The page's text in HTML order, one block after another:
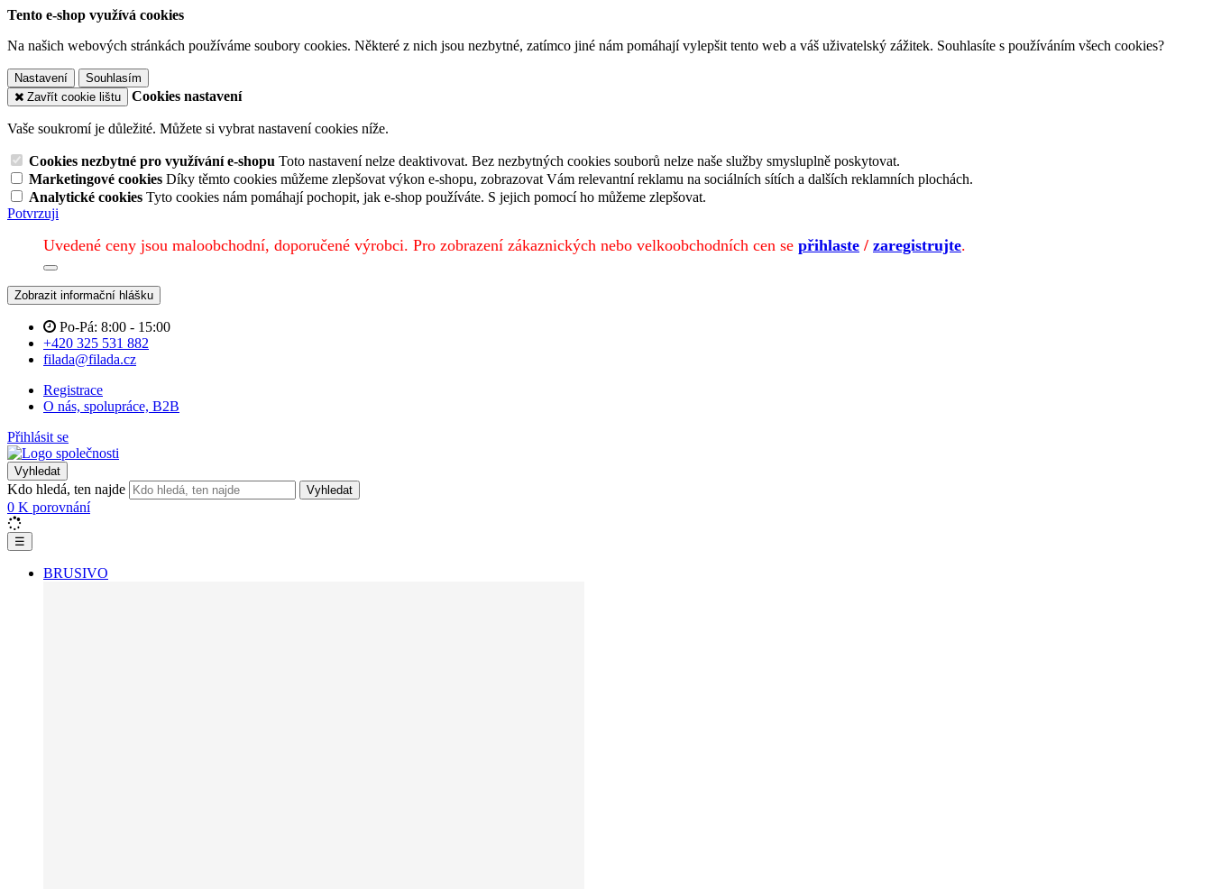
Tento e-shop využívá cookies
Na našich webových stránkách používáme soubory cookies. Některé z nich jsou nezbytné, zatímco jiné nám pomáhají vylepšit tento web a váš uživatelský zážitek. Souhlasíte s používáním všech cookies?
Nastavení
Souhlasím
Zavřít cookie lištu
Cookies nastavení
Vaše soukromí je důležité. Můžete si vybrat nastavení cookies níže.
Cookies nezbytné pro využívání e-shopu Toto nastavení nelze deaktivovat. Bez nezbytných cookies souborů nelze naše služby smysluplně poskytovat.
Marketingové cookies Díky těmto cookies můžeme zlepšovat výkon e-shopu, zobrazovat Vám relevantní reklamu na sociálních sítích a dalších reklamních plochách.
Analytické cookies Tyto cookies nám pomáhají pochopit, jak e-shop používáte. S jejich pomocí ho můžeme zlepšovat.
Potvrzuji
Uvedené ceny jsou maloobchodní, doporučené výrobci. Pro zobrazení zákaznických nebo velkoobchodních cen se přihlaste / zaregistrujte.
Zobrazit informační hlášku
Po-Pá: 8:00 - 15:00
+420 325 531 882
filada@filada.cz
Registrace
O nás, spolupráce, B2B
Přihlásit se
Vyhledat
Kdo hledá, ten najde Vyhledat
0 K porovnání
☰
BRUSIVO